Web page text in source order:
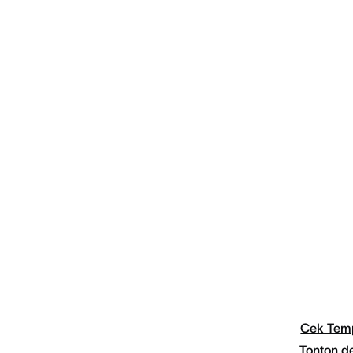
Cek
Tonton